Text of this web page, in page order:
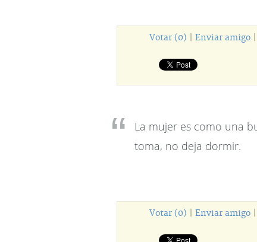
Votar (0) Enviar amigo
La mujer es como una
toma, no deja dormir.
Votar (0) Enviar amigo